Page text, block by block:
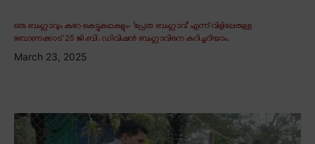
ഒരു ബംഗ്ലാവും കുറേ കെട്ടുകഥകളും∙ ‘പ്രേത ബംഗ്ലാവ്’ എന്ന് വിളിപ്പേരുള്ള
ബോണക്കാട് 25 ജി.ബി. ഡിവിഷൻ ബംഗ്ലാവിനെ കുറിച്ചറിയാം.
March 23, 2025